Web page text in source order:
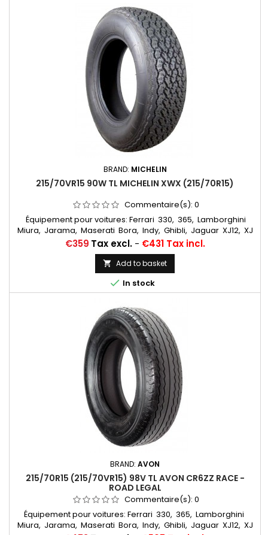
BRAND: MICHELIN
215/70VR15 90W TL MICHELIN XWX (215/70R15)
Commentaire(s): 0
Équipement pour voitures: Ferrari 330, 365, Lamborghini
Miura, Jarama, Maserati Bora, Indy, Ghibli, Jaguar XJ12, XJ
S Chambres à air conseillées: 15 F 13 Michelin Autres
appellations: 215/70R15, 215/70VR15, 215/70-15, 215/70x15,
215/70/15, 215/70ZR15, 215/70*15, 215/70/15, 215/70 VR 15, 215/70
R 15
Price
€359 Tax excl.- €431 Tax incl.
 Add to basket
 In stock
BRAND: AVON
215/70R15 (215/70VR15) 98V TL AVON CR6ZZ RACE -
ROAD LEGAL
Commentaire(s): 0
Équipement pour voitures: Ferrari 330, 365, Lamborghini
Miura, Jarama, Maserati Bora, Indy, Ghibli, Jaguar XJ12, XJ